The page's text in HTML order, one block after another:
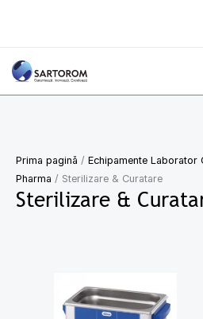
Prima pagină / Echipamente Laborator
Pharma / Sterilizare & Curatare
Sterilizare &